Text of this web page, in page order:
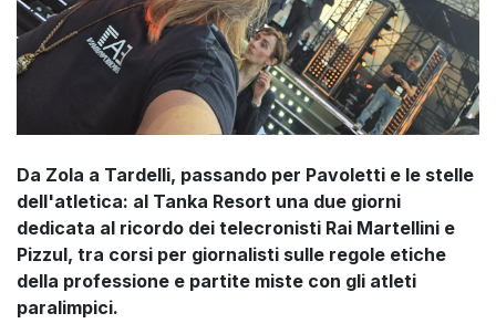
Da Zola a Tardelli, passando per Pavoletti e le stelle
dell'atletica: al Tanka Resort una due giorni
dedicata al ricordo dei telecronisti Rai Martellini e
Pizzul, tra corsi per giornalisti sulle regole etiche
della professione e partite miste con gli atleti
paralimpici.